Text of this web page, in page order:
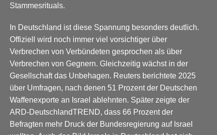
Stammesrituals.
In Deutschland ist diese Spannung besonders deutlich.
Offiziell wird noch immer viel vorsichtiger über
Verbrechen von Verbündeten gesprochen als über
Verbrechen von Gegnern. Gleichzeitig wächst in der
Gesellschaft das Unbehagen. Reuters berichtete 2025
über Umfragen, nach denen 51 Prozent der Deutschen
Waffenexporte an Israel ablehnten. Später zeigte der
ARD-DeutschlandTREND, dass 66 Prozent der
Befragten mehr Druck der Bundesregierung auf Israel